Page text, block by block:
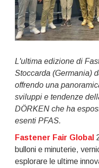
L'ultima edizione di
Stoccarda (Germania)
offrendo una
sviluppi e tendenze
DÖRKEN che ha
esenti PFAS.
Fastener Fair Global
bulloni e minuterie,
esplorare le ultime